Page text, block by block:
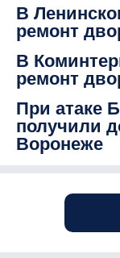
В
ремонт
В
ремонт
При атаке
получили
Воронеже